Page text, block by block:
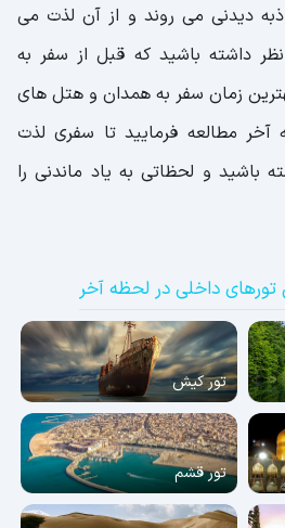
دیدنی می روند و از آن لذت می
نظر داشته باشید که قبل از سفر به
زمان سفر به همدان و هتل های
مطالعه فرمایید تا سفری لذت
باشید و لحظاتی به یاد ماندنی را
تورهای داخلی در لحظه آخر
تور کیش
تور قشم